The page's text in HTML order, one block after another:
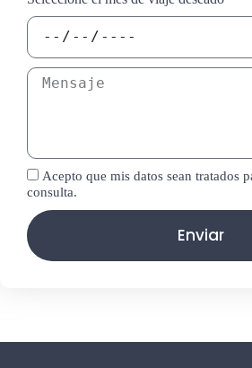
Acepto que mis datos sean tratados
consulta.
Enviar